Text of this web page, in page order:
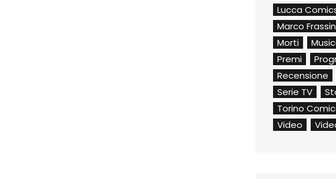
Lucca
Marco
Morti
Premi
Recensione
Serie TV
Torino
Video